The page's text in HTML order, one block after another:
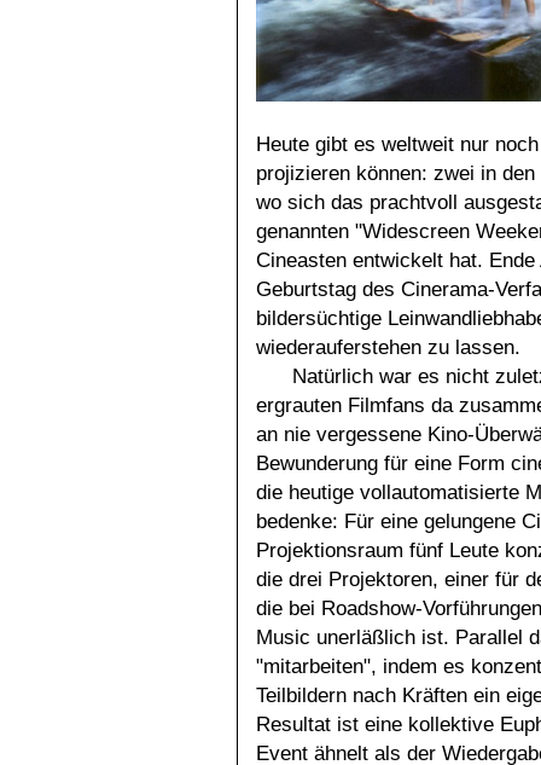
Heute gibt es weltweit nur
projizieren können: zwei in
wo sich das prachtvoll
genannten "Widescreen
Cineasten entwickelt hat.
Geburtstag des Cinerama-
bildersüchtige
wiederauferstehen zu lassen.
Natürlich war es nicht
ergrauten Filmfans da
an nie vergessene Kino-
Bewunderung für eine Form
die heutige vollautomatisierte
bedenke: Für eine gelungene
Projektionsraum fünf Leute
die drei Projektoren, einer für
die bei Roadshow-
Music unerläßlich ist. Parallel
"mitarbeiten", indem es
Teilbildern nach Kräften ein
Resultat ist eine kollektive
Event ähnelt als der